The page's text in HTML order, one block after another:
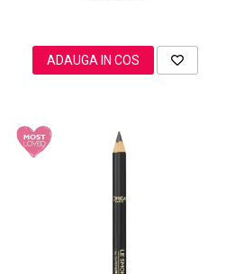
ADAUGA IN COS